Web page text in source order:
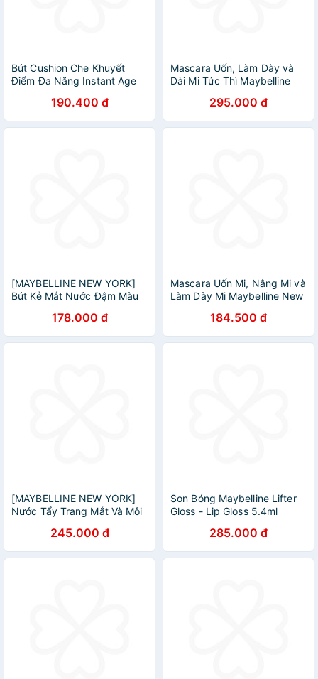
Bút Cushion Che Khuyết
Điểm Đa Năng Instant Age
Concealer Maybelline New
York 6ml
190.400 đ
Mascara Uốn, Làm Dày và
Dài Mi Tức Thì Maybelline
không trôi Waterproof 8.6ml
295.000 đ
[MAYBELLINE NEW YORK]
Bút Kẻ Mắt Nước Đậm Màu
Hảo Tattoo Liner 48h Liquid
Pen 1g
178.000 đ
Mascara Uốn Mi, Nâng Mi và
Làm Dày Mi Maybelline New
184.500 đ
[MAYBELLINE NEW YORK]
Nước Tẩy Trang Mắt Và Môi
Lip Makeup Remover
150/40ML
245.000 đ
Son Bóng Maybelline Lifter
Gloss - Lip Gloss 5.4ml
285.000 đ